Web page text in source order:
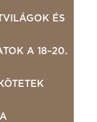
ÉS
A 18–20.